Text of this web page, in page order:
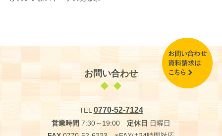
お問い合わせ
TEL0770-52-7124
営業時間 7:30～19:00 定休日 日曜日